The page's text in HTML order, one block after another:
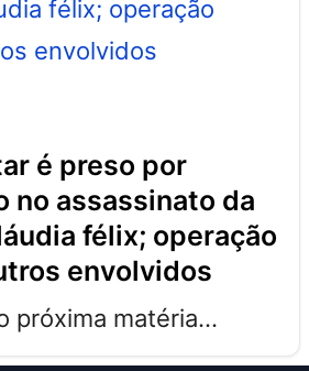
no assassinato da
félix; operação
envolvidos
próxima matéria...